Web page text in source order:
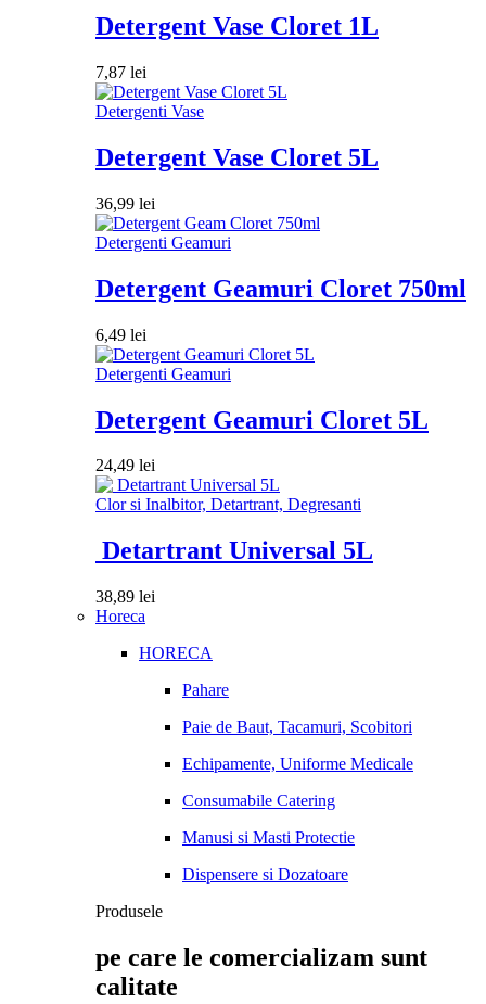
Detergent Vase Cloret 1L
7,87 lei
Detergenti Vase
Detergent Vase Cloret 5L
36,99 lei
Detergenti Geamuri
Detergent Geamuri Cloret 750ml
6,49 lei
Detergenti Geamuri
Detergent Geamuri Cloret 5L
24,49 lei
Clor si Inalbitor, Detartrant, Degresanti
Detartrant Universal 5L
38,89 lei
Horeca
HORECA
Pahare
Paie de Baut, Tacamuri, Scobitori
Echipamente, Uniforme Medicale
Consumabile Catering
Manusi si Masti Protectie
Dispensere si Dozatoare
Produsele
pe care le comercializam sunt
calitate